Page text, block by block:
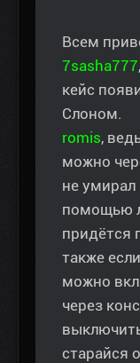
Всем
7sasha777
кейс
Слоном.
romis,
можно
не умирал
помощью
придётся
также
можно
через
старайся